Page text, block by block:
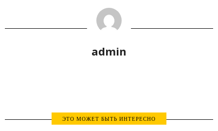
admin
ЭТО МОЖЕТ БЫТЬ ИНТЕРЕСНО